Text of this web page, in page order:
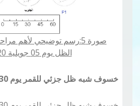
صورة 5:رسم توضيحي لأهم
الظل يوم05جويلية 2020.
خسوف شبه ظل جزئي للقمر يوم 30 نوفمبر 2020.